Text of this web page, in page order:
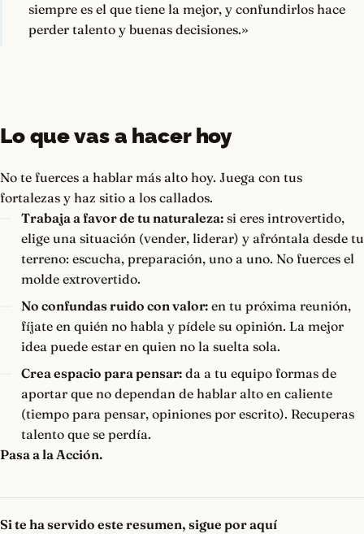
siempre es el que tiene la mejor, y confundirlos hace
perder talento y buenas decisiones.»
Lo que vas a hacer hoy
No te fuerces a hablar más alto hoy. Juega con tus
fortalezas y haz sitio a los callados.
Trabaja a favor de tu naturaleza:si eres introvertido,
elige una situación (vender, liderar) y afróntala desde tu
terreno: escucha, preparación, uno a uno. No fuerces el
molde extrovertido.
No confundas ruido con valor:en tu próxima reunión,
fíjate en quién no habla y pídele su opinión. La mejor
idea puede estar en quien no la suelta sola.
Crea espacio para pensar:da a tu equipo formas de
aportar que no dependan de hablar alto en caliente
(tiempo para pensar, opiniones por escrito). Recuperas
talento que se perdía.
Pasa a la Acción.
Si te ha servido este resumen, sigue por aquí